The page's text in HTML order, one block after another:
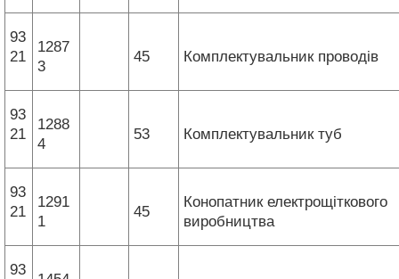
93
21
1287
3
45 Комплектувальник проводів
93
21
1288
4
53 Комплектувальник туб
93
21
1291
1
45
Конопатник електрощіткового
виробництва
93